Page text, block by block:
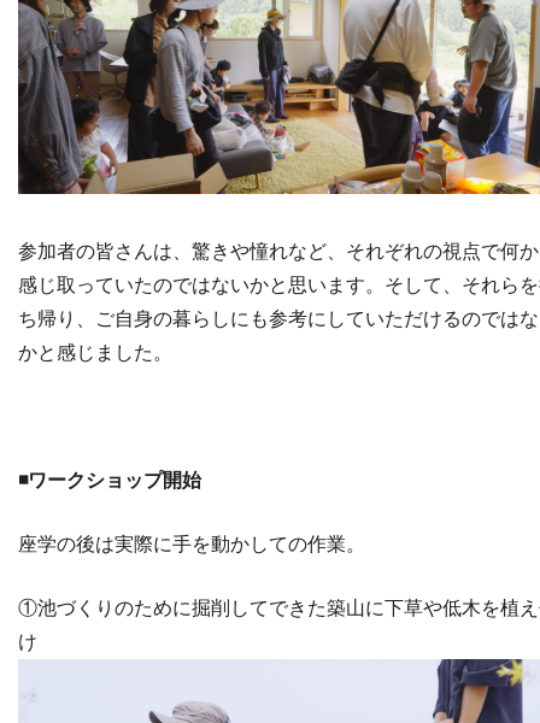
参加者の皆さんは、驚きや憧れなど、それぞれの視点で何
感じ取っていたのではないかと思います。そして、それら
ち帰り、ご自身の暮らしにも参考にしていただけるのでは
かと感じました。
◾️ワークショップ開始
座学の後は実際に手を動かしての作業。
①池づくりのために掘削してできた築山に下草や低木を植
け